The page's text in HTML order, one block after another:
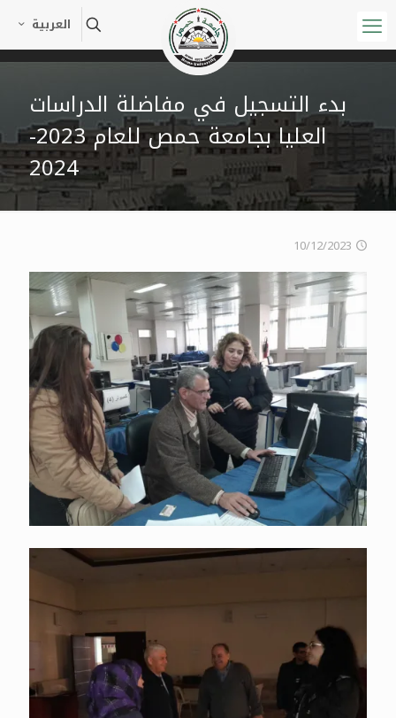
العربية
بدء التسجيل في مفاضلة الدراسات
العليا بجامعة حمص للعام 2023-
2024
10/12/2023